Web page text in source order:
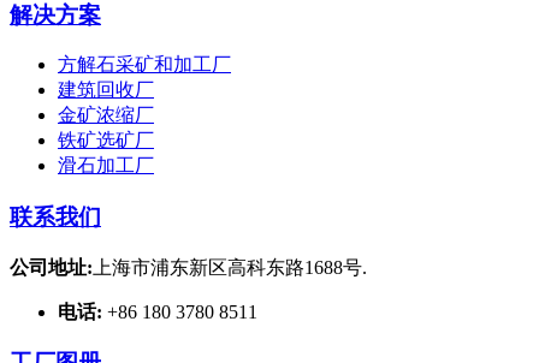
解决方案
方解石采矿和加工厂
建筑回收厂
金矿浓缩厂
铁矿选矿厂
滑石加工厂
联系我们
公司地址: 上海市浦东新区高科东路1688号.
电话: +86 180 3780 8511